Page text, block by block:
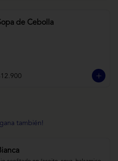
de Cebolla
también!